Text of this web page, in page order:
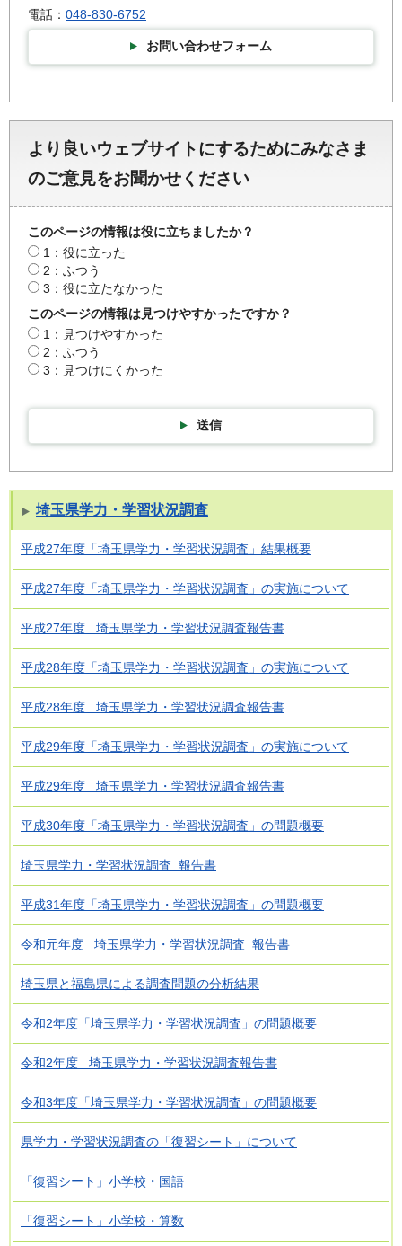
電話： 048-830-6752
お問い合わせフォーム
より良いウェブサイトにするためにみなさま
のご意見をお聞かせください
このページの情報は役に立ちましたか？
1：役に立った
2：ふつう
3：役に立たなかった
このページの情報は見つけやすかったですか？
1：見つけやすかった
2：ふつう
3：見つけにくかった
送信
埼玉県学力・学習状況調査
平成27年度「埼玉県学力・学習状況調査」結果概要
平成27年度「埼玉県学力・学習状況調査」の実施について
平成27年度 埼玉県学力・学習状況調査報告書
平成28年度「埼玉県学力・学習状況調査」の実施について
平成28年度 埼玉県学力・学習状況調査報告書
平成29年度「埼玉県学力・学習状況調査」の実施について
平成29年度 埼玉県学力・学習状況調査報告書
平成30年度「埼玉県学力・学習状況調査」の問題概要
埼玉県学力・学習状況調査 報告書
平成31年度「埼玉県学力・学習状況調査」の問題概要
令和元年度 埼玉県学力・学習状況調査 報告書
埼玉県と福島県による調査問題の分析結果
令和2年度「埼玉県学力・学習状況調査」の問題概要
令和2年度 埼玉県学力・学習状況調査報告書
令和3年度「埼玉県学力・学習状況調査」の問題概要
県学力・学習状況調査の「復習シート」について
「復習シート」小学校・国語
「復習シート」小学校・算数